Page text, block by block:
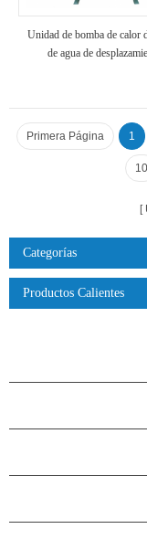
Unidad de bomba de calor
de agua de
Primera Página 1
10
Categorías
Productos Calientes